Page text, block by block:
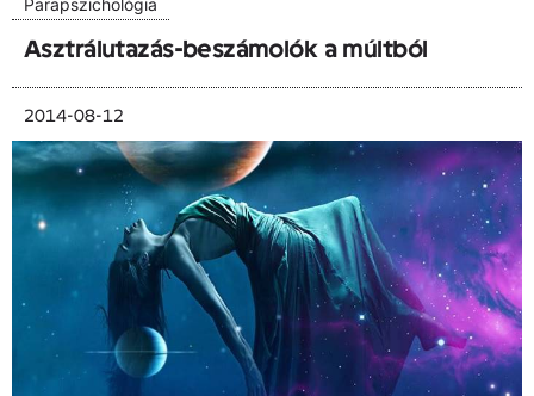
Parapszichológia
Asztrálutazás-beszámolók a múltból
2014-08-12